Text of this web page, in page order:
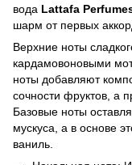
вода Lattafa
шарм от первых
Верхние ноты
кардамовоновыми
ноты добавляют
сочности фруктов, а
Базовые ноты
мускуса, а в основе
ваниль.